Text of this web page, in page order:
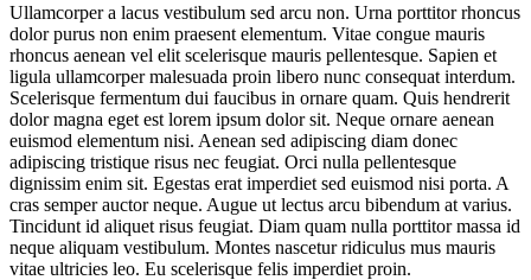
Ullamcorper a lacus vestibulum sed arcu non. Urna porttitor rhoncus
dolor purus non enim praesent elementum. Vitae congue mauris
rhoncus aenean vel elit scelerisque mauris pellentesque. Sapien et
ligula ullamcorper malesuada proin libero nunc consequat interdum.
Scelerisque fermentum dui faucibus in ornare quam. Quis hendrerit
dolor magna eget est lorem ipsum dolor sit. Neque ornare aenean
euismod elementum nisi. Aenean sed adipiscing diam donec
adipiscing tristique risus nec feugiat. Orci nulla pellentesque
dignissim enim sit. Egestas erat imperdiet sed euismod nisi porta. A
cras semper auctor neque. Augue ut lectus arcu bibendum at varius.
Tincidunt id aliquet risus feugiat. Diam quam nulla porttitor massa id
neque aliquam vestibulum. Montes nascetur ridiculus mus mauris
vitae ultricies leo. Eu scelerisque felis imperdiet proin.